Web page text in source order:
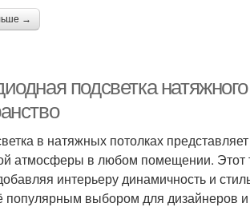
→
подсветка
в натяжных потолках
атмосферы в любом помещении. Этот
интерьеру динамичность и
популярным выбором для дизайнеров